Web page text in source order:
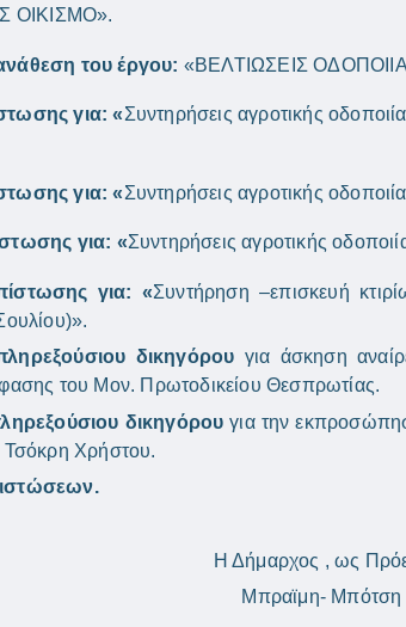
ΟΙΚΙΣΜΟ».
του έργου: «ΒΕΛΤΙΩΣΕΙΣ
για: «Συντηρήσεις αγροτικής
για: «Συντηρήσεις αγροτικής
για: «Συντηρήσεις αγροτικής
για: «Συντήρηση –επισκευή
δικηγόρου για άσκηση
του Μον. Πρωτοδικείου Θεσπρωτίας.
δικηγόρουγια την
Χρήστου.
Η Δήμαρχος , ως
Μπραϊμη- Μπότση